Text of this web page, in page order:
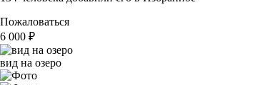
Пожаловаться
6 000 ₽
вид на озеро